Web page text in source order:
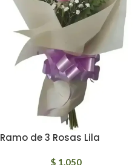
Ramo de 3 Rosas Lila
$ 1.050